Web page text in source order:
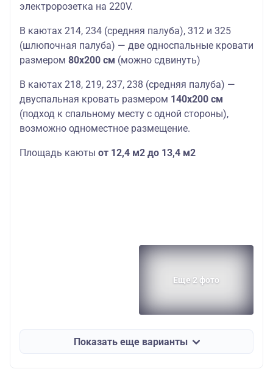
электророзетка на 220V.
В каютах 214, 234 (средняя палуба), 312 и 325
(шлюпочная палуба) — две односпальные кровати
размером 80х200 см (можно сдвинуть)
В каютах 218, 219, 237, 238 (средняя палуба) —
двуспальная кровать размером 140х200 см
(подход к спальному месту с одной стороны),
возможно одноместное размещение.
Площадь каюты от 12,4 м2 до 13,4 м2
Еще 2 фото
Показать еще варианты